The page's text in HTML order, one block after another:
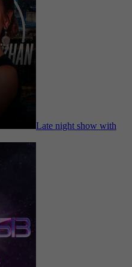
Late night show with